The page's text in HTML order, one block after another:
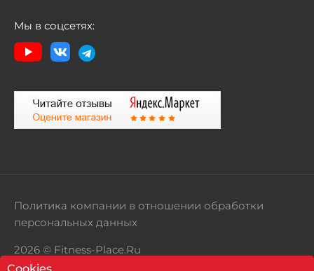
Мы в соцсетях:
2026 © Fitness-Place.Ru
Политика компании в отношении обработки
персональных данных